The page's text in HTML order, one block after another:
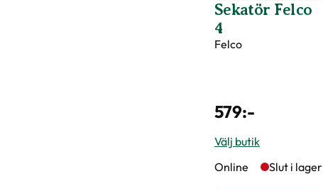
Sekatör Felco
4
Felco
579:-
Välj butik
Online
Slut i lager